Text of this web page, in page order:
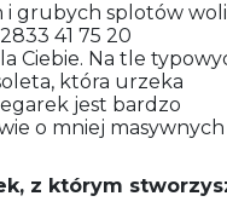
i grubych splotów
41 75 20
Ciebie. Na tle
która urzeka
jest bardzo
o mniej masywnych
z którym